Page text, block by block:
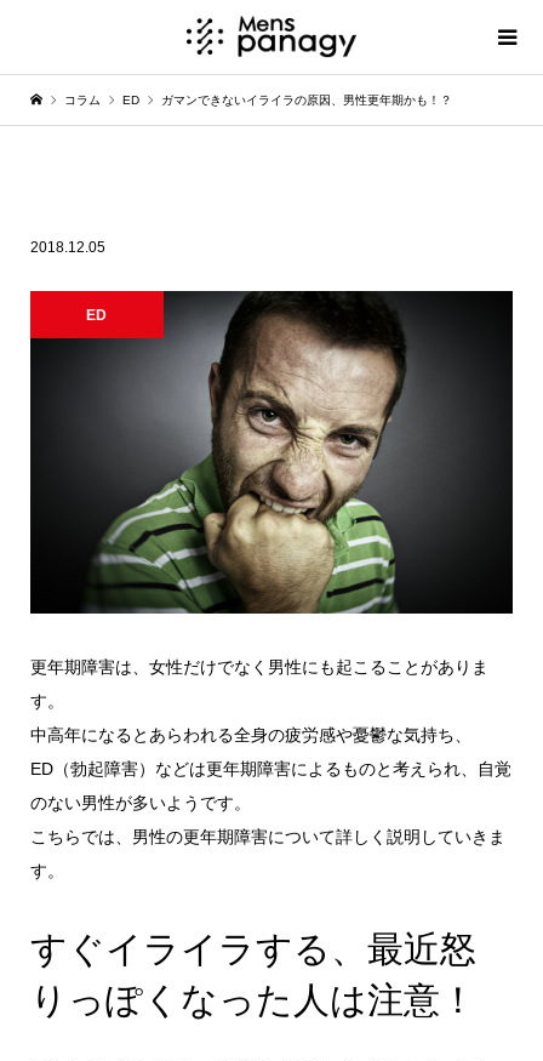
コラム ED ガマンできないイライラの原因、男性更年期かも！？
2018.12.05
ED
更年期障害は、女性だけでなく男性にも起こることがありま
す。
中高年になるとあらわれる全身の疲労感や憂鬱な気持ち、
ED（勃起障害）などは更年期障害によるものと考えられ、自覚
のない男性が多いようです。
こちらでは、男性の更年期障害について詳しく説明していきま
す。
すぐイライラする、最近怒
りっぽくなった人は注意！